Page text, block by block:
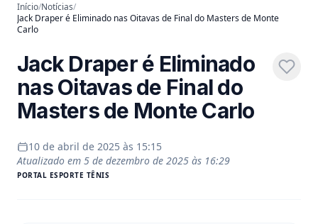
Início/Notícias/
Jack Draper é Eliminado nas Oitavas de Final do Masters de Monte
Carlo
Jack Draper é Eliminado
nas Oitavas de Final do
Masters de Monte Carlo
10 de abril de 2025 às 15:15
Atualizado em 5 de dezembro de 2025 às 16:29
PORTAL ESPORTE TÊNIS